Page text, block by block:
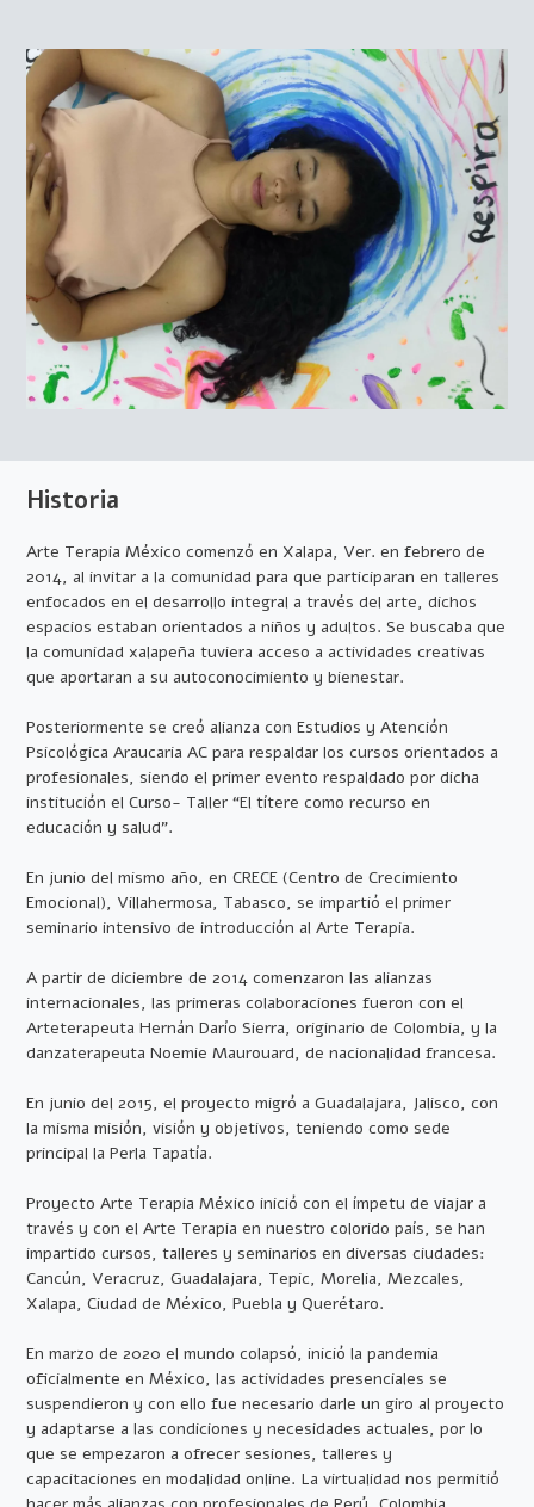
Historia
Arte Terapia México comenzó en Xalapa, Ver. en febrero de
2014, al invitar a la comunidad para que participaran en talleres
enfocados en el desarrollo integral a través del arte, dichos
espacios estaban orientados a niños y adultos. Se buscaba que
la comunidad xalapeña tuviera acceso a actividades creativas
que aportaran a su autoconocimiento y bienestar.
Posteriormente se creó alianza con Estudios y Atención
Psicológica Araucaria AC para respaldar los cursos orientados a
profesionales, siendo el primer evento respaldado por dicha
institución el Curso- Taller “El títere como recurso en
educación y salud”.
En junio del mismo año, en CRECE (Centro de Crecimiento
Emocional), Villahermosa, Tabasco, se impartió el primer
seminario intensivo de introducción al Arte Terapia.
A partir de diciembre de 2014 comenzaron las alianzas
internacionales, las primeras colaboraciones fueron con el
Arteterapeuta Hernán Darío Sierra, originario de Colombia, y la
danzaterapeuta Noemie Maurouard, de nacionalidad francesa.
En junio del 2015, el proyecto migró a Guadalajara, Jalisco, con
la misma misión, visión y objetivos, teniendo como sede
principal la Perla Tapatía.
Proyecto Arte Terapia México inició con el ímpetu de viajar a
través y con el Arte Terapia en nuestro colorido país, se han
impartido cursos, talleres y seminarios en diversas ciudades:
Cancún, Veracruz, Guadalajara, Tepic, Morelia, Mezcales,
Xalapa, Ciudad de México, Puebla y Querétaro.
En marzo de 2020 el mundo colapsó, inició la pandemia
oficialmente en México, las actividades presenciales se
suspendieron y con ello fue necesario darle un giro al proyecto
y adaptarse a las condiciones y necesidades actuales, por lo
que se empezaron a ofrecer sesiones, talleres y
capacitaciones en modalidad online. La virtualidad nos permitió